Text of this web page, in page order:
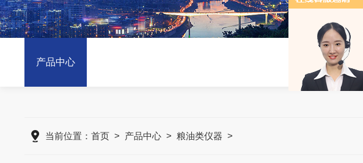
产品中心
当前位置：首页 > 产品中心 >粮油类仪器 >